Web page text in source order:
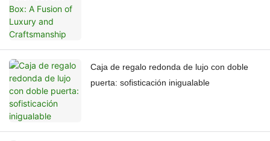
Caja de regalo redonda de lujo con doble
puerta: sofisticación inigualable